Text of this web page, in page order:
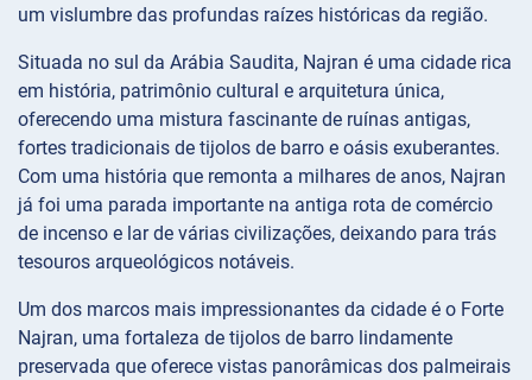
um vislumbre das profundas raízes históricas da região.
Situada no sul da Arábia Saudita, Najran é uma cidade rica
em história, patrimônio cultural e arquitetura única,
oferecendo uma mistura fascinante de ruínas antigas,
fortes tradicionais de tijolos de barro e oásis exuberantes.
Com uma história que remonta a milhares de anos, Najran
já foi uma parada importante na antiga rota de comércio
de incenso e lar de várias civilizações, deixando para trás
tesouros arqueológicos notáveis.
Um dos marcos mais impressionantes da cidade é o Forte
Najran, uma fortaleza de tijolos de barro lindamente
preservada que oferece vistas panorâmicas dos palmeirais